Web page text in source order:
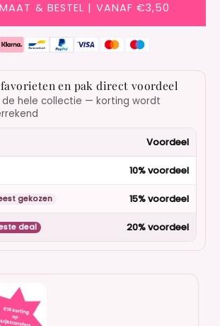
& BESTEL | VANAF €3,50
en pak direct voordeel
de hele collectie — korting wordt
Voordeel
10% voordeel
gekozen 15% voordeel
deal 20% voordeel